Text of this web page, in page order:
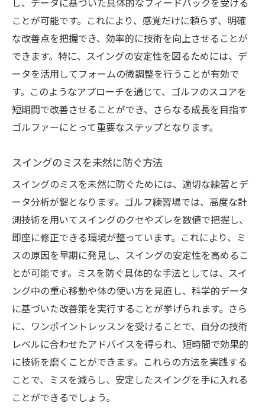
し、データに基づいた具体的なフィードバックを受ける
ことが可能です。これにより、感覚だけに頼らず、明確
な改善点を把握でき、効率的に技術を向上させることが
できます。特に、スイングの安定性を図るためには、デ
ータを活用してフォームの微調整を行うことが有効で
す。このようなアプローチを通じて、ゴルフのスコアを
短期間で改善させることができ、さらなる成長を目指す
ゴルファーにとって重要なステップとなります。
スイングのミスを未然に防ぐ方法
スイングのミスを未然に防ぐためには、適切な練習とデ
ータ分析が鍵となります。ゴルフ練習場では、高度な計
測技術を用いてスイングのクセやズレを数値で把握し、
即座に修正できる環境が整っています。これにより、ミ
スの原因を早期に発見し、スイングの安定性を高めるこ
とが可能です。ミスを防ぐ具体的な手法としては、スイ
ング中の重心移動や体の使い方を見直し、科学的データ
に基づいた改善策を実行することが挙げられます。さら
に、ワンポイントレッスンを受けることで、自分の技術
レベルに合わせたアドバイスを得られ、短時間で効果的
に技術を磨くことができます。これらの方法を実践する
ことで、ミスを減らし、安定したスイングを手に入れる
ことができるでしょう。